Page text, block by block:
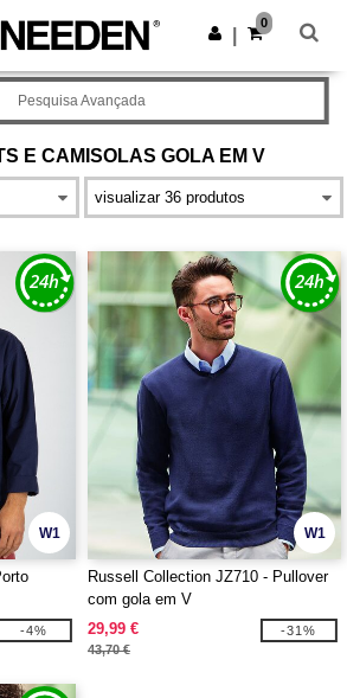
na app!
Obter app
0
E CAMISOLAS GOLA EM V
Pesquisa Avançada
W1
-4%
W1
Russell Collection JZ710 - Pullover
com gola em V
29,99 €
43,70 €
-31%